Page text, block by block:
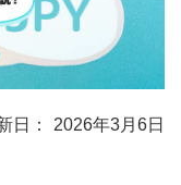
2026年3月6日